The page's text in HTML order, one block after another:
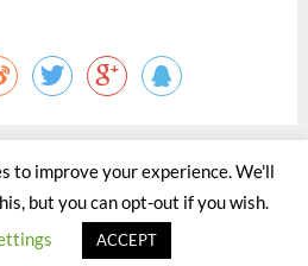
All Rights Reserved.
to improve your experience. We'll
but you can opt-out if you wish.
ACCEPT